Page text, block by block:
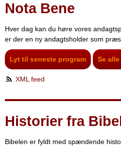
Nota Bene
Hver dag kan du høre vores
er der en ny andagtsholder som
Lyt til seneste program Se
XML feed
Historier fra
Bibelen er fyldt med spændende